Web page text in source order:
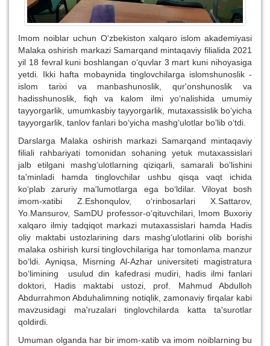
Imom noiblar uchun O‘zbekiston xalqaro islom akademiyasi
Malaka oshirish markazi Samarqand mintaqaviy filialida 2021
yil 18 fevral kuni boshlangan o‘quvlar 3 mart kuni nihoyasiga
yetdi. Ikki hafta mobaynida tinglovchilarga islomshunoslik -
islom tarixi va manbashunoslik, qur'onshunoslik va
hadisshunoslik, fiqh va kalom ilmi yo‘nalishida umumiy
tayyorgarlik, umumkasbiy tayyorgarlik, mutaxassislik bo‘yicha
tayyorgarlik, tanlov fanlari bo‘yicha mashg‘ulotlar bo‘lib o‘tdi.
Darslarga Malaka oshirish markazi Samarqand mintaqaviy
filiali rahbariyati tomonidan sohaning yetuk mutaxassislari
jalb etilgani mashg‘ulotlarning qiziqarli, samarali bo‘lishini
ta'minladi hamda tinglovchilar ushbu qisqa vaqt ichida
ko‘plab zaruriy ma'lumotlarga ega bo‘ldilar. Viloyat bosh
imom-xatibi Z.Eshonqulov, o‘rinbosarlari X.Sattarov,
Yo.Mansurov, SamDU professor-o‘qituvchilari, Imom Buxoriy
xalqaro ilmiy tadqiqot markazi mutaxassislari hamda Hadis
oliy maktabi ustozlarining dars mashg‘ulotlarini olib borishi
malaka oshirish kursi tinglovchilariga har tomonlama manzur
bo‘ldi. Ayniqsa, Misrning Al-Azhar universiteti magistratura
bo‘limining usulud din kafedrasi mudiri, hadis ilmi fanlari
doktori, Hadis maktabi ustozi, prof. Mahmud Abdulloh
Abdurrahmon Abduhalimning notiqlik, zamonaviy firqalar kabi
mavzusidagi ma'ruzalari tinglovchilarda katta ta'surotlar
qoldirdi.
Umuman olganda har bir imom-xatib va imom noiblarning bu